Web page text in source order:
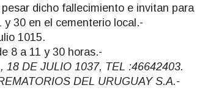
dicho fallecimiento e invitan para
y 30 en el cementerio local.-
1015.
8 a 11 y 30 horas.-
18 DE JULIO 1037, TEL :46642403.
DEL URUGUAY S.A.-